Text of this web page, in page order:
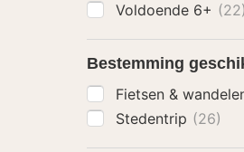
Voldoende 6+ (22)
Bestemming
Fietsen &
Stedentrip (26)